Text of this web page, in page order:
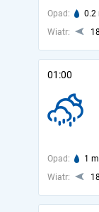
Opad: 0.2
Wiatr:
01:00
Opad: 1
Wiatr: